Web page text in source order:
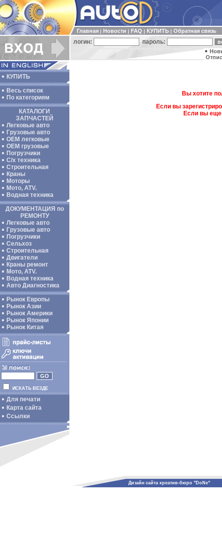
Главная Новости FAQ КУПИТЬ Обратная связь
логин: пароль:
КУПИТЬ
Весь список
По категориям
КАТАЛОГИ
ЗАПЧАСТЕЙ
Легковые авто
Грузовые авто
ОЕМ легковые
OEM грузовые
Погрузчики
С/х техника
Строительная
Краны
Моторы
Мото, ATV.
Водная техника
ДОКУМЕНТАЦИЯ по
РЕМОНТУ
Легковые авто
Грузовые авто
Погрузчики
Сельхоз
Строительная
Двигатели
Краны ремонт
Мото, ATV.
Водная техника
Авто Диагностика
Рынок Европы
Рынок Азии
Рынок Америки
Рынок Японии
Рынок Китая
ИСКАТЬ ВЕЗДЕ
Для печати
Карта сайта
Ссылки
Вы хотите
Если вы
Если вы еще
Дизайн сайта креатив-бюро "DoNe"